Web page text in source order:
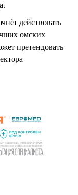
действовать
омских
претендовать